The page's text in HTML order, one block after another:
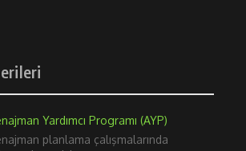
Yardımcı Programı (AYP)
planlama çalışmalarında